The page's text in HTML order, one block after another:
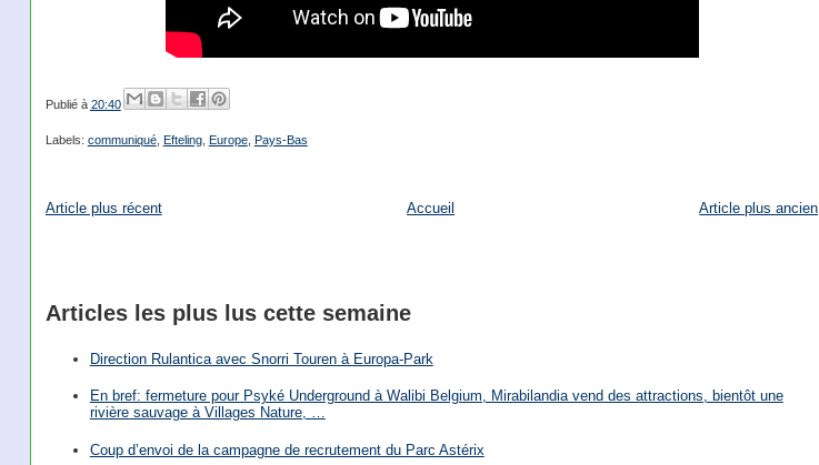
Publié à 20:40
Labels: communiqué, Efteling, Europe, Pays-Bas
Article plus récent Article plus ancien
Accueil
Articles les plus lus cette semaine
Direction Rulantica avec Snorri Touren à Europa-Park
En bref: fermeture pour Psyké Underground à Walibi Belgium, Mirabilandia vend des attractions, bientôt une
rivière sauvage à Villages Nature, …
Coup d’envoi de la campagne de recrutement du Parc Astérix